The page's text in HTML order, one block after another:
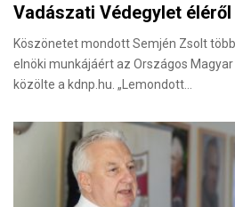
Vadászati Védegylet éléről
Köszönetet mondott Semjén Zsolt
elnöki munkájáért az Országos
közölte a kdnp.hu. „Lemondott…